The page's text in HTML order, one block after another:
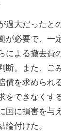
過大だったと
が必要で、一
による撤去費
断。また、ご
償を求められ
をできなくす
国に損害を与
論付けた。